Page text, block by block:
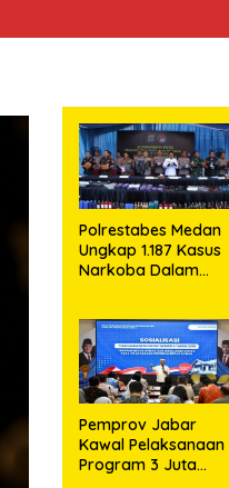
Polrestabes Medan
Ungkap 1.187 Kasus
Narkoba Dalam
Kilogram Barang
Bukti
Pemprov Jabar
Kawal Pelaksanaan
Program 3 Juta